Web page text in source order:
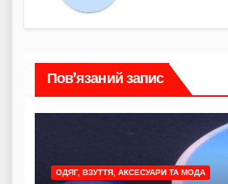
Пов’язаний запис
ОДЯГ, ВЗУТТЯ, АКСЕСУАРИ ТА МОДА